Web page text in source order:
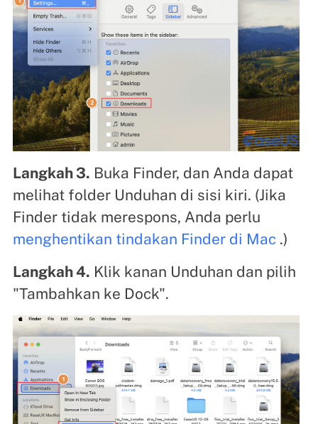
Langkah 3. Buka Finder, dan Anda dapat
melihat folder Unduhan di sisi kiri. (Jika
Finder tidak merespons, Anda perlu
menghentikan tindakan Finder di Mac.)
Langkah 4. Klik kanan Unduhan dan pilih
"Tambahkan ke Dock".